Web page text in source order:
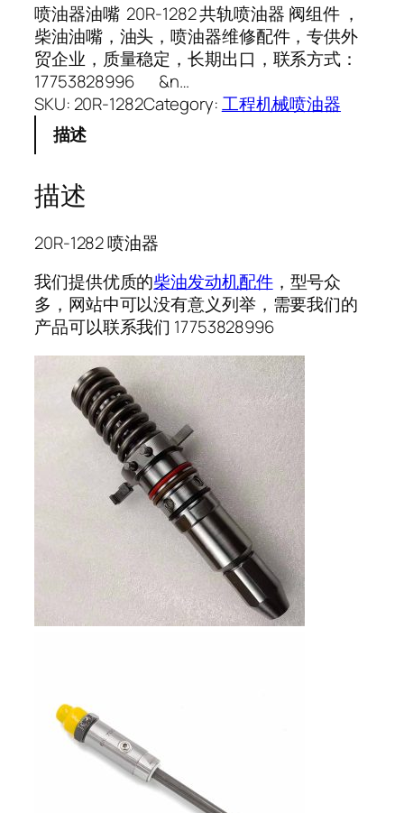
喷油器油嘴 20R-1282 共轨喷油器 阀组件 ，
柴油油嘴，油头，喷油器维修配件，专供外
贸企业，质量稳定，长期出口，联系方式：
17753828996 &n…
SKU: 20R-1282Category:工程机械喷油器
描述
描述
20R-1282 喷油器
我们提供优质的柴油发动机配件，型号众
多，网站中可以没有意义列举，需要我们的
产品可以联系我们 17753828996